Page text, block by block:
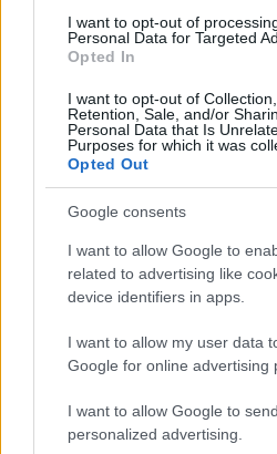
I want to opt-out of
Personal Data for Targeted
Opted In
I want to opt-out of Collection,
Retention, Sale, and/or
Personal Data that Is
Purposes for which it was
Opted Out
Google consents
I want to allow Google to
related to advertising like
device identifiers in apps.
I want to allow my user data
Google for online advertising
I want to allow Google to
personalized advertising.
08/03/
Α.Ο.